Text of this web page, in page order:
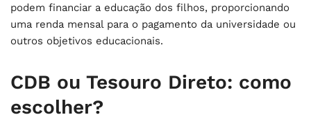
podem financiar a educação dos filhos, proporcionando
uma renda mensal para o pagamento da universidade ou
outros objetivos educacionais.
CDB ou Tesouro Direto: como
escolher?